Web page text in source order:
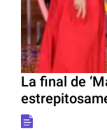
La final de